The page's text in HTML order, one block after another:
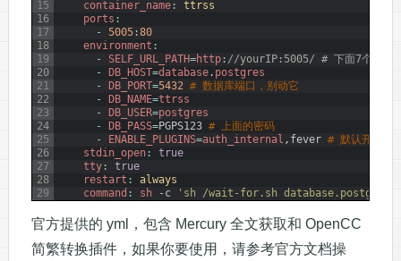
15
16
17
18
19
20
21
22
23
24
25
26
27
28
29
container_name:
ttrss
ports :
-
5005:80
environment :
-
SELF_URL_PATH=http: //yourIP:5005/ # 下面7个参数后
- DB_HOST=database. postgres
-
DB_PORT=5432 # 数据库端口，别动它
- DB_NAME=ttrss
-
DB_USER=postgres
- DB_PASS=PGPS123 # 上面的密码
-
ENABLE_PLUGINS=auth_internal , fever # 默认开启
stdin_open:
true
tty:
true
restart :
always
command : sh - c 'sh /wait-for.sh
官方提供的 yml，包含 Mercury 全文获取和 OpenCC
简繁转换插件，如果你要使用，请参考官方文档操